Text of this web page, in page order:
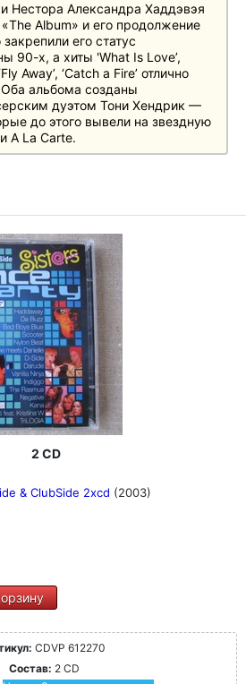
Нестора Александра Хаддэвэя
Album» и его продолжение
его статус
90-х, а хиты 'What Is Love’,
Away’, ‘Catch a Fire’ отлично
Оба альбома созданы
дуэтом Тони Хендрик —
до этого вывели на звездную
A La Carte.
2 CD
& ClubSide 2xcd (2003)
CDVP 612270
Состав: 2 CD